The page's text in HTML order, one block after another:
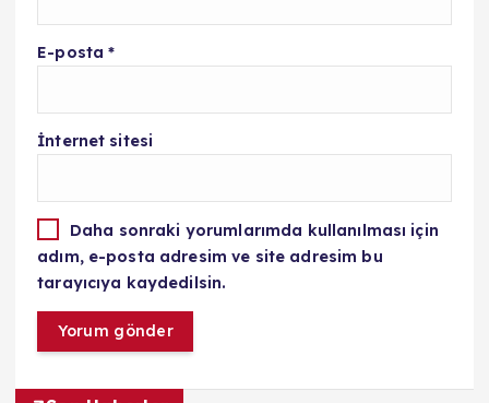
E-posta*
İnternet sitesi
Daha sonraki yorumlarımda kullanılması için
adım, e-posta adresim ve site adresim bu
tarayıcıya kaydedilsin.